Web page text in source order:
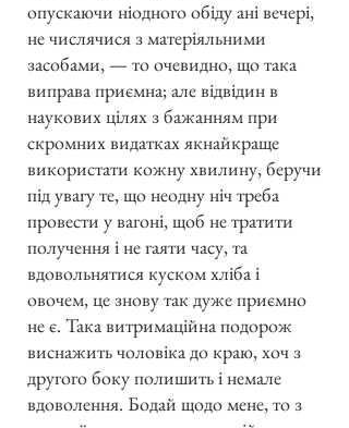
опускаючи ніодного обіду ані вечері,
не числячися з матеріяльними
засобами, — то очевидно, що така
виправа приємна; але відвідин в
наукових цілях з бажанням при
скромних видатках якнайкраще
використати кожну хвилину, беручи
під увагу те, що неодну ніч треба
провести у вагоні, щоб не тратити
получення і не гаяти часу, та
вдовольнятися куском хліба і
овочем, це знову так дуже приємно
не є. Така витримаційна подорож
виснажить чоловіка до краю, хоч з
другого боку полишить і немале
вдоволення. Бодай щодо мене, то з